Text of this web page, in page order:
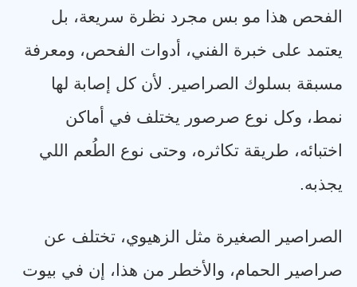
الفحص هذا مو بس مجرد نظرة سريعة، بل
يعتمد على خبرة الفني، أدوات الفحص، ومعرفة
مسبقة بسلوك الصراصير. لأن كل إصابة لها
نمط، وكل نوع صرصور يختلف في أماكن
اختبائه، طريقة تكاثره، وحتى نوع الطُعم اللي
يجذبه.
الصراصير الصغيرة مثل الزهيوي، تختلف عن
صراصير الحمام، والأخطر من هذا، إن في بيوت